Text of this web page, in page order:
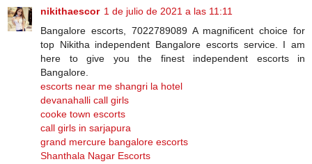
nikithaescor 1 de julio de 2021 a las 11:11
Bangalore escorts, 7022789089 A magnificent choice for
top Nikitha independent Bangalore escorts service. I am
here to give you the finest independent escorts in
Bangalore.
escorts near me shangri la hotel
devanahalli call girls
cooke town escorts
call girls in sarjapura
grand mercure bangalore escorts
Shanthala Nagar Escorts